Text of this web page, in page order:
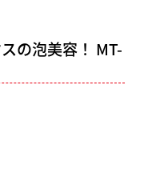
の泡美容！ MT-